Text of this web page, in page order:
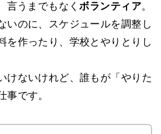
言うまでもなくボランティア。
いのに、スケジュールを調整し
を作ったり、学校とやりとりし
けないけれど、誰もが「やりた
事です。